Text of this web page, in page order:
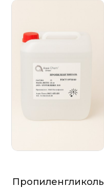
Пропиленгликоль